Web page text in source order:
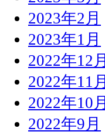
2023年2月
2023年1月
2022年12月
2022年11月
2022年10月
2022年9月